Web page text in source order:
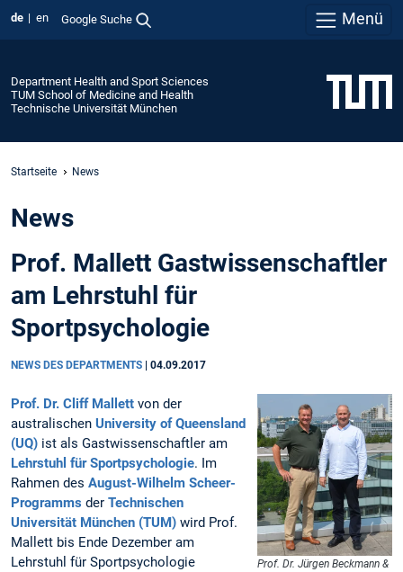
de en Google Suche Menü
Department Health and Sport Sciences
TUM School of Medicine and Health
Technische Universität München
Startseite News
News
Prof. Mallett Gastwissenschaftler
am Lehrstuhl für
Sportpsychologie
NEWS DES DEPARTMENTS 04.09.2017
Prof. Dr. Jürgen Beckmann &
Prof. Dr. Cliff Mallett von der
australischen University of Queensland
(UQ) ist als Gastwissenschaftler am
Lehrstuhl für Sportpsychologie. Im
Rahmen des August-Wilhelm Scheer-
Programms der Technischen
Universität München (TUM) wird Prof.
Mallett bis Ende Dezember am
Lehrstuhl für Sportpsychologie